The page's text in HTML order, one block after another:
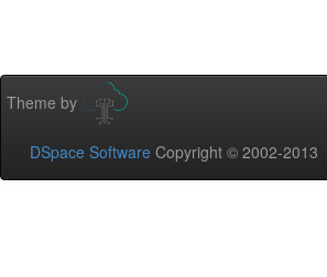
Theme by
DSpace Software Copyright © 2002-2013